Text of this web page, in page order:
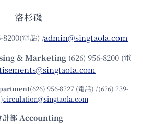
洛杉磯
8200(電話) /admin@singtaola.com
& Marketing (626) 956-8200 (電
(626) 956-8227 (電話) /(626) 239-
circulation@singtaola.com
計部 Accounting